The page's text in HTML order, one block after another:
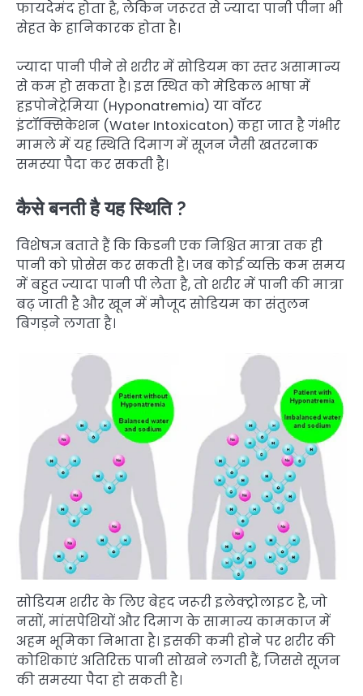
फायदेमंद होता है, लेकिन जरूरत से ज्यादा पानी पीना भी
सेहत के हानिकारक होता है।
ज्यादा पानी पीने से शरीर में सोडियम का स्तर असामान्य
से कम हो सकता है। इस स्थित को मेडिकल भाषा में
हइपोनेट्रेमिया (Hyponatremia) या वॉटर
इंटॉक्सिकेशन (Water Intoxicaton) कहा जात है गंभीर
मामले में यह स्थिति दिमाग में सूजन जैसी खतरनाक
समस्या पैदा कर सकती है।
कैसे बनती है यह स्थिति ?
विशेषज्ञ बताते हैं कि किडनी एक निश्चित मात्रा तक ही
पानी को प्रोसेस कर सकती है। जब कोई व्यक्ति कम समय
में बहुत ज्यादा पानी पी लेता है, तो शरीर में पानी की मात्रा
बढ़ जाती है और खून में मौजूद सोडियम का संतुलन
बिगड़ने लगता है।
सोडियम शरीर के लिए बेहद जरूरी इलेक्ट्रोलाइट है, जो
नसों, मांसपेशियों और दिमाग के सामान्य कामकाज में
अहम भूमिका निभाता है। इसकी कमी होने पर शरीर की
कोशिकाएं अतिरिक्त पानी सोखने लगती हैं, जिससे सूजन
की समस्या पैदा हो सकती है।